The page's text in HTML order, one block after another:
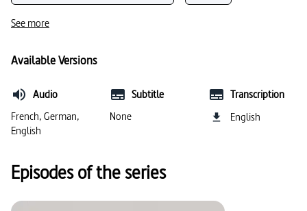
#dégradation de l’environnement
#fausses nouvelles / fake news / infox
#réchauffement climatique
#pollution
See more
Available Versions
Audio
French, German,
English
Subtitle
None
Transcription
English
Episodes of the series